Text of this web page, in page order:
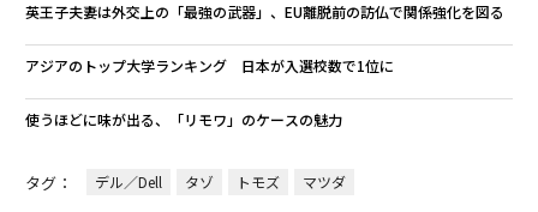
英王子夫妻は外交上の「最強の武器」、EU離脱前の訪仏で関係強化を図る
アジアのトップ大学ランキング 日本が入選校数で1位に
使うほどに味が出る、「リモワ」のケースの魅力
タグ： デル／Dell タゾ トモズ マツダ